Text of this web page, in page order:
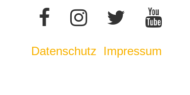
Datenschutz Impressum